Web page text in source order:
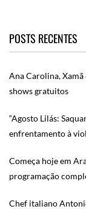
POSTS RECENTES
Ana Carolina,
shows gratuitos
“Agosto Lilás:
enfrentamento à
Começa hoje em
programação
Chef italiano